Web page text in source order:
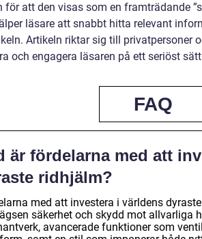
för att den visas som en framträdande
läsare att snabbt hitta relevant
Artikeln riktar sig till privatpersoner
och engagera läsaren på ett seriöst
FAQ
är fördelarna med att
ridhjälm?
med att investera i världens
säkerhet och skydd mot allvarliga
avancerade funktioner som